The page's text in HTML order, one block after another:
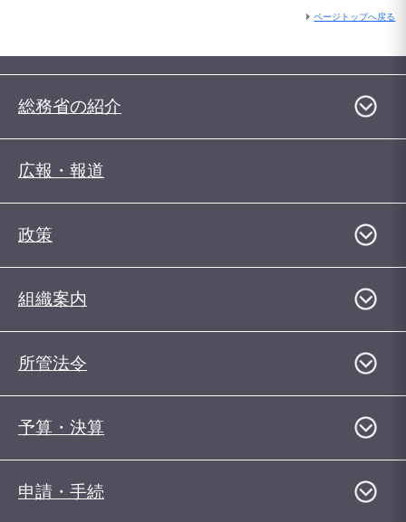
ページトップへ戻る
総務省の紹介
広報・報道
政策
組織案内
所管法令
予算・決算
申請・手続